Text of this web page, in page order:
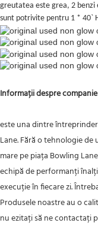
greutatea este grea, 2
sunt potrivite pentru 1 * 40`
Informații despre companie
este una dintre
Lane. Fără o tehnologie
mare pe piața Bowling
echipă de performanți
execuție în fiecare zi.
Produsele noastre au o
nu ezitați să ne contactați